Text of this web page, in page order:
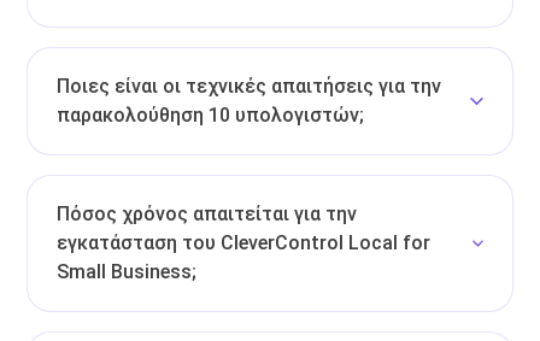
Ποιες είναι οι τεχνικές απαιτήσεις για την
παρακολούθηση 10 υπολογιστών;
Πόσος χρόνος απαιτείται για την
εγκατάσταση του CleverControl Local for
Small Business;